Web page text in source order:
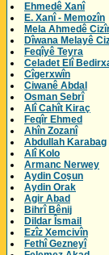
Ehmedê Xanî
E. Xanî - Memozîn
Mela Ahmedê
Dîwana Melayê
Feqîyê Teyra
Celadet Elî
Cîgerxwîn
Ciwanê Abdal
Osman Sebrî
Alî Cahît Kiraç
Feqîr Ehmed
Ahîn Zozanî
Abdullah Karabag
Alî Kolo
Armanc Nerwey
Aydin Coşun
Aydin Orak
Agir Abad
Bihrî Bênij
Dildar Îsmail
Ezîz Xemcivîn
Fethî Gezneyî